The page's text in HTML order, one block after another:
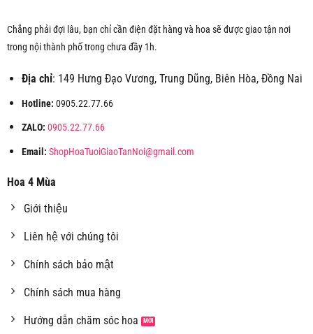
Chẳng phải đợi lâu, bạn chỉ cần điện đặt hàng và hoa sẽ được giao tận nơi
trong nội thành phố trong chưa đầy 1h.
Địa chỉ: 149 Hưng Đạo Vương, Trung Dũng, Biên Hòa, Đồng Nai
Hotline: 0905.22.77.66
ZALO: 0905.22.77.66
Email: ShopHoaTuoiGiaoTanNoi@gmail.com
Hoa 4 Mùa
Giới thiệu
Liên hệ với chúng tôi
Chính sách bảo mật
Chính sách mua hàng
Hướng dẫn chăm sóc hoa